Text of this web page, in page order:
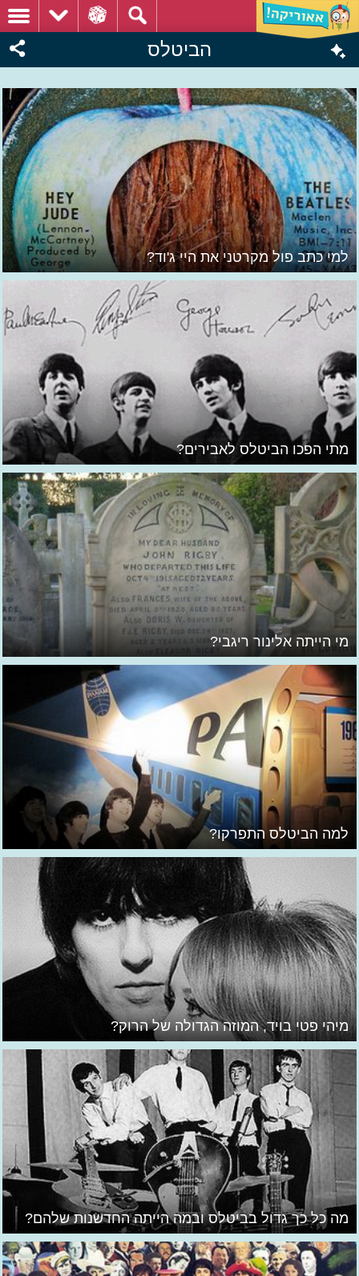
הביטלס
למי כתב פול מקרטני את היי ג'וד?
מתי הפכו הביטלס לאבירים?
מי הייתה אלינור ריגבי?
למה הביטלס התפרקו?
מיהי פטי בויד, המוזה הגדולה של הרוק?
מה כל כך גדול בביטלס ובמה הייתה החדשנות שלהם?